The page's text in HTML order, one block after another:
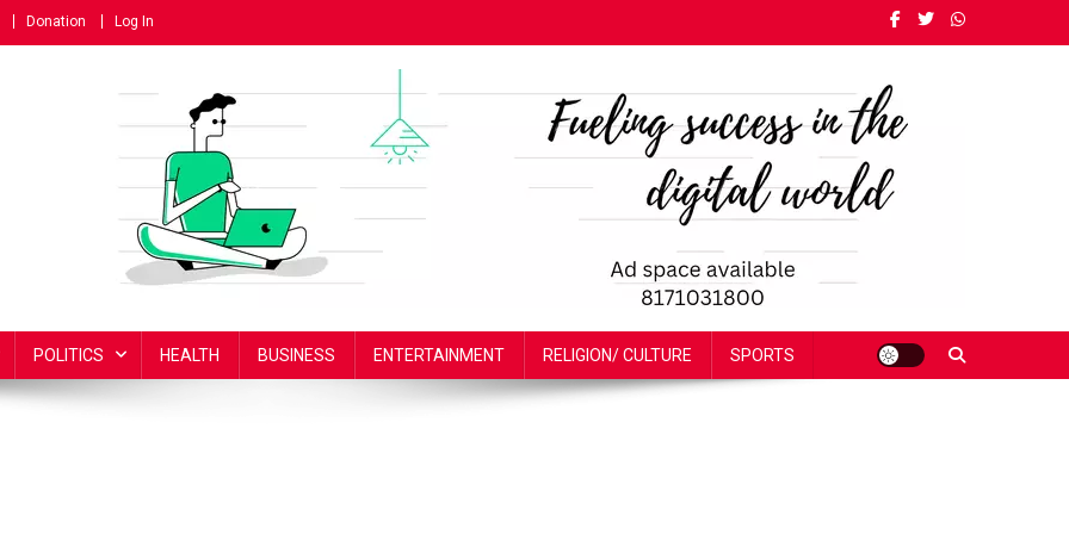
Donation Log In
POLITICS HEALTH BUSINESS ENTERTAINMENT RELIGION/ CULTURE SPORTS